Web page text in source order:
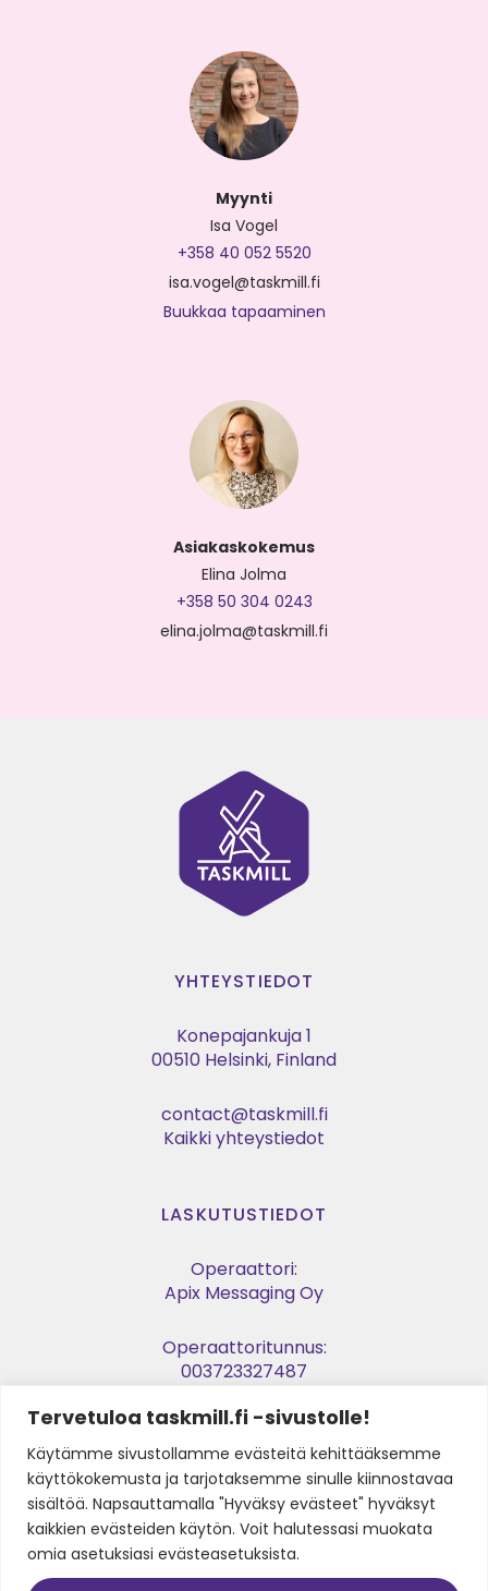
Tervetuloa taskmill.fi -sivustolle!
Käytämme sivustollamme evästeitä kehittääksemme
käyttökokemusta ja tarjotaksemme sinulle kiinnostavaa
sisältöä. Napsauttamalla "Hyväksy evästeet" hyväksyt
kaikkien evästeiden käytön. Voit halutessasi muokata
omia asetuksiasi evästeasetuksista.
Myynti
Isa Vogel
+358 40 052 5520
isa.vogel@taskmill.fi
Buukkaa tapaaminen
Asiakaskokemus
Elina Jolma
+358 50 304 0243
elina.jolma@taskmill.fi
YHTEYSTIEDOT
Konepajankuja 1
00510 Helsinki, Finland
contact@taskmill.fi
Kaikki yhteystiedot
LASKUTUSTIEDOT
Operaattori:
Apix Messaging Oy
Operaattoritunnus:
003723327487
Verkkolaskuosoite:
003729053974
Y-tunnus:
2905397-4